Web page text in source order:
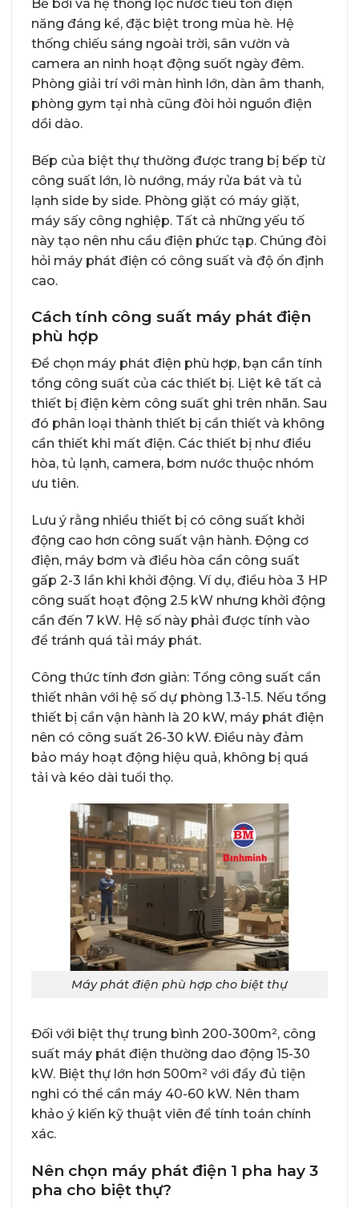
Bể bơi và hệ thống lọc nước tiêu tốn điện
năng đáng kể, đặc biệt trong mùa hè. Hệ
thống chiếu sáng ngoài trời, sân vườn và
camera an ninh hoạt động suốt ngày đêm.
Phòng giải trí với màn hình lớn, dàn âm thanh,
phòng gym tại nhà cũng đòi hỏi nguồn điện
dồi dào.
Bếp của biệt thự thường được trang bị bếp từ
công suất lớn, lò nướng, máy rửa bát và tủ
lạnh side by side. Phòng giặt có máy giặt,
máy sấy công nghiệp. Tất cả những yếu tố
này tạo nên nhu cầu điện phức tạp. Chúng đòi
hỏi máy phát điện có công suất và độ ổn định
cao.
Cách tính công suất máy phát điện
phù hợp
Để chọn máy phát điện phù hợp, bạn cần tính
tổng công suất của các thiết bị. Liệt kê tất cả
thiết bị điện kèm công suất ghi trên nhãn. Sau
đó phân loại thành thiết bị cần thiết và không
cần thiết khi mất điện. Các thiết bị như điều
hòa, tủ lạnh, camera, bơm nước thuộc nhóm
ưu tiên.
Lưu ý rằng nhiều thiết bị có công suất khởi
động cao hơn công suất vận hành. Động cơ
điện, máy bơm và điều hòa cần công suất
gấp 2-3 lần khi khởi động. Ví dụ, điều hòa 3 HP
công suất hoạt động 2.5 kW nhưng khởi động
cần đến 7 kW. Hệ số này phải được tính vào
để tránh quá tải máy phát.
Công thức tính đơn giản: Tổng công suất cần
thiết nhân với hệ số dự phòng 1.3-1.5. Nếu tổng
thiết bị cần vận hành là 20 kW, máy phát điện
nên có công suất 26-30 kW. Điều này đảm
bảo máy hoạt động hiệu quả, không bị quá
tải và kéo dài tuổi thọ.
Máy phát điện phù hợp cho biệt thự
Đối với biệt thự trung bình 200-300m², công
suất máy phát điện thường dao động 15-30
kW. Biệt thự lớn hơn 500m² với đầy đủ tiện
nghi có thể cần máy 40-60 kW. Nên tham
khảo ý kiến kỹ thuật viên để tính toán chính
xác.
Nên chọn máy phát điện 1 pha hay 3
pha cho biệt thự?